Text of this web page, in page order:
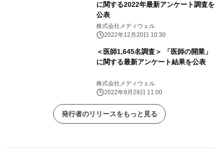
に関する2022年最新アンケート調査を
公表
株式会社メディウェル
2022年12月20日 10:30
＜医師1,645名調査＞ 「医師の開業」
に関する最新アンケート結果を公表
株式会社メディウェル
2022年9月29日 11:00
発行者のリリースをもっと見る